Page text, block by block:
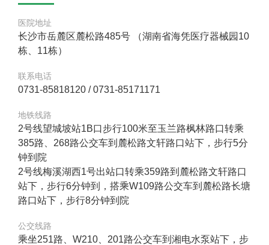
医院地址
长沙市岳麓区麓松路485号 （湖南省海凭医疗器械园10
栋、11栋）
联系电话
0731-85818120 / 0731-85171171
地铁线路
2号线望城坡站1B口步行100米至玉兰路枫林路口转乘
385路、268路公交车到麓松路文轩路口站下，步行5分
钟到院
2号线梅溪湖西1号出站口转乘359路到麓松路文轩路口
站下，步行6分钟到，搭乘W109路公交车到麓松路长塘
路口站下，步行8分钟到院
公交线路
乘坐251路、W210、201路公交车到湘电水泵站下，步